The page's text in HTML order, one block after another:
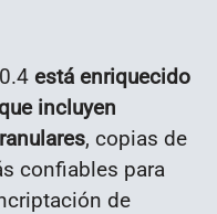
está enriquecido
incluyen
, copias de
confiables para
de